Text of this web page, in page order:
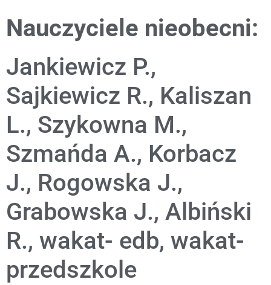
Nauczyciele nieobecni:
Jankiewicz P.,
Sajkiewicz R., Kaliszan
L., Szykowna M.,
Szmańda A., Korbacz
J., Rogowska J.,
Grabowska J., Albiński
R., wakat- edb, wakat-
przedszkole